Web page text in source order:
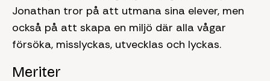
Jonathan tror på att utmana sina elever, men
också på att skapa en miljö där alla vågar
försöka, misslyckas, utvecklas och lyckas.
Meriter